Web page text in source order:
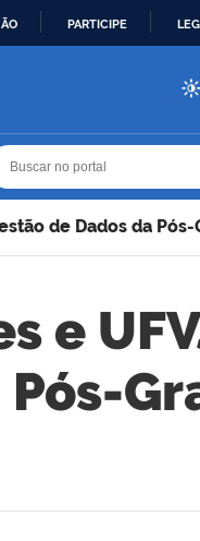
PARTICIPE
de Dados da
e